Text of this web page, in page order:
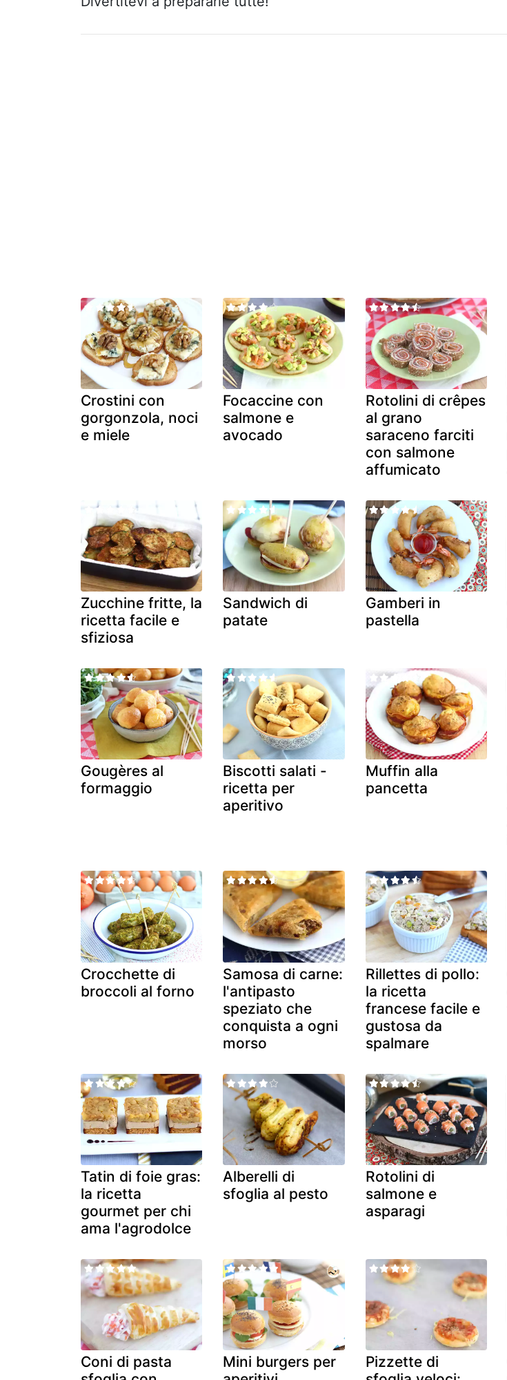
Crostini con
gorgonzola, noci
e miele
Focaccine con
salmone e
avocado
Rotolini di crêpes
al grano
saraceno farciti
con salmone
affumicato
Zucchine fritte, la
ricetta facile e
sfiziosa
Sandwich di
patate
Gamberi in
pastella
Gougères al
formaggio
Biscotti salati -
ricetta per
aperitivo
Muffin alla
pancetta
Crocchette di
broccoli al forno
Samosa di carne:
l'antipasto
speziato che
conquista a ogni
morso
Rillettes di pollo:
la ricetta
francese facile e
gustosa da
spalmare
Tatin di foie gras:
la ricetta
gourmet per chi
ama l'agrodolce
Alberelli di
sfoglia al pesto
Rotolini di
salmone e
asparagi
Coni di pasta
Mini burgers per
Pizzette di